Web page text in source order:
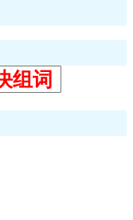
组词